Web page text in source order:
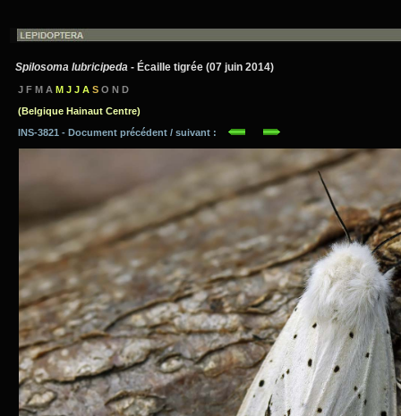
Spilosoma lubricipeda - Écaille tigrée (07 juin 2014)
J F M A M J J A S O N D
(Belgique Hainaut Centre)
INS-3821 - Document précédent / suivant :